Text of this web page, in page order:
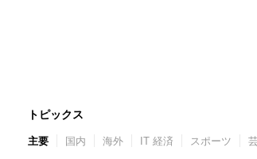
トピックス
主要 国内 海外 IT 経済 スポーツ